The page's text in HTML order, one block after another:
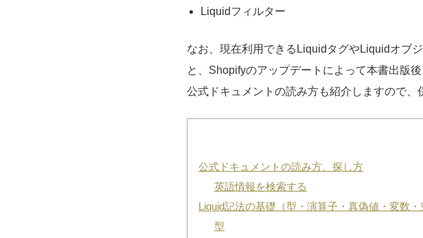
Liquidフィルター
なお、現在利用できるLiquidタグやLiquidオブ
と、Shopifyのアップデートによって本書出版
公式ドキュメントの読み方も紹介しますので、
公式ドキュメントの読み方、探し方
英語情報を検索する
Liquid記法の基礎（型・演算子・真偽値・変数・
型